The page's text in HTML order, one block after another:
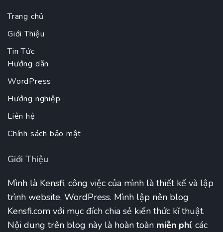
Trang chủ
Giới Thiệu
Tin Tức
Hướng dẫn
WordPress
Hướng nghiệp
Liên hệ
Chính sách bảo mật
Giới Thiệu
Mình là Kensfi, công việc của mình là thiết kế và lập
trình website, WordPress. Mình lập nên blog
Kensfi.com với mục đích chia sẻ kiến thức kĩ thuật.
Nội dung trên blog này là hoàn toàn miễn phí, các